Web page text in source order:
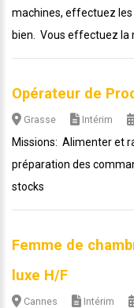
machines, effectuez
bien. Vous effectuez la
Opérateur de
Grasse Intérim
Missions: Alimenter et
préparation des
stocks
Femme de
luxe H/F
Cannes Intérim